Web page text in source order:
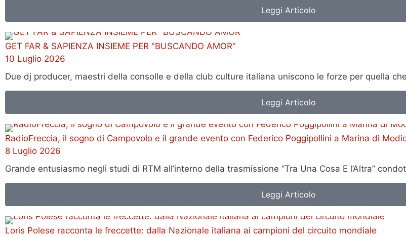
Leggi Articolo
GET FAR & SAPIENZA INSIEME PER "BUSCANDO AMOR"
10 Luglio 2026
Due dj producer, maestri della consolle e della club culture italiana uniscono le forze per quella
Leggi Articolo
RadioFreccia, il sogno di Campovolo e il grande evento con Federico Poggipollini a Marina di
8 Luglio 2026
Grande entusiasmo negli studi di RTM all’interno della trasmissione “Tra Una Cosa E l’Altra”
Leggi Articolo
Loris Polese racconta le freccette: dalla Nazionale italiana ai campioni del circuito mondiale